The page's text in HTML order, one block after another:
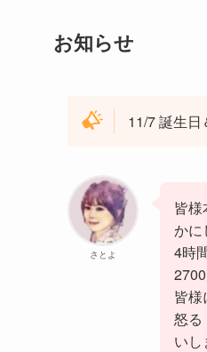
お知らせ
11/7 誕生
さとよ
皆
かに
4時
皆
怒る
いし